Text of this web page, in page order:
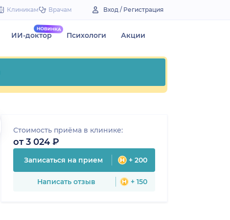
Клиникам Врачам Вход / Регистрация
ИИ-доктор Психологи Акции
Стоимость приёма в клинике:
от 3 024 ₽
Записаться на прием + 200
Написать отзыв + 150